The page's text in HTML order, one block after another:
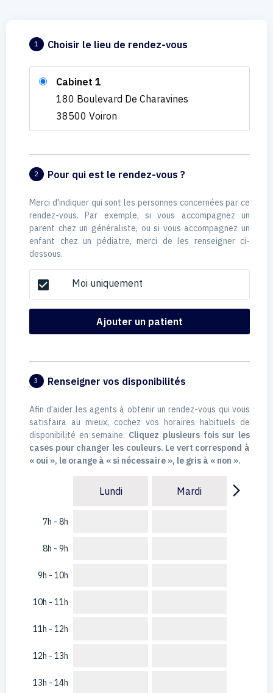
1 Choisir le lieu de rendez-vous
Cabinet 1
180 Boulevard De Charavines
38500 Voiron
2 Pour qui est le rendez-vous ?
Merci d'indiquer qui sont les personnes concernées par ce
rendez-vous. Par exemple, si vous accompagnez un
parent chez un généraliste, ou si vous accompagnez un
enfant chez un pédiatre, merci de les renseigner ci-
dessous.
check_box Moi uniquement
Ajouter un patient
3 Renseigner vos disponibilités
Afin d’aider les agents à obtenir un rendez-vous qui vous
satisfaira au mieux, cochez vos horaires habituels de
disponibilité en semaine. Cliquez plusieurs fois sur les
cases pour changer les couleurs. Le vert correspond à
« oui », le orange à « si nécessaire », le gris à « non ».
7h - 8h
8h - 9h
9h - 10h
10h - 11h
11h - 12h
12h - 13h
13h - 14h
Lundi Mardi arrow_forward_ios